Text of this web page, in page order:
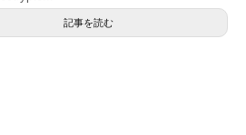
記事を読む